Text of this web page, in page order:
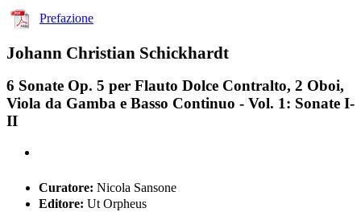
Prefazione
Johann Christian Schickhardt
6 Sonate Op. 5 per Flauto Dolce Contralto, 2 Oboi,
Viola da Gamba e Basso Continuo - Vol. 1: Sonate I-
II
Curatore: Nicola Sansone
Editore: Ut Orpheus